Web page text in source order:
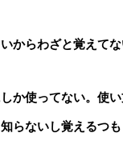
からわざと覚えてな
か使ってない。使
らないし覚えるつも